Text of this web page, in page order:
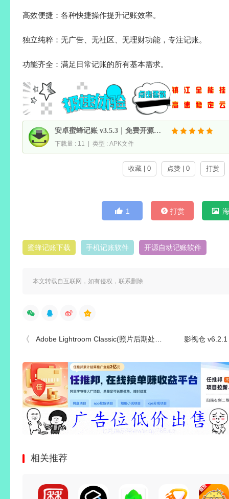
高效便捷：各种快捷操作提升记账效率。
独立纯粹：无广告、无社区、无理财功能，专注记账。
功能齐全：满足日常记账的所有基本需求。
安卓蜜蜂记账 v3.5.3｜免费开源记账
下载量 : 11 | 类型 : APK文件
收藏 | 0 点赞 | 0 打赏
1 打赏
蜜蜂记账下载 手机记账软件 开源自动记账软件
本文转载自互联网，如有侵权，联系删除
Adobe Lightroom Classic(照片后期处理软件) v15.4.1.1 绿色版 影视仓 v6.2.1 盒子/ v3.3.0 手
相关推荐